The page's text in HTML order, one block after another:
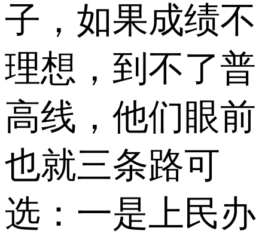
子，如果成绩不
理想，到不了普
高线，他们眼前
也就三条路可
选：一是上民办